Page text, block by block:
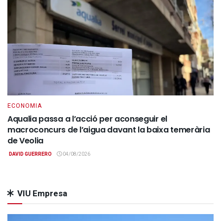
ECONOMIA
Aqualia passa a l’acció per aconseguir el
macroconcurs de l’aigua davant la baixa temerària
de Veolia
DAVID GUERRERO 04/08/2026
VIU Empresa